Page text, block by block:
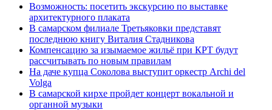
Возможность: посетить экскурсию по выставке
архитектурного плаката
В самарском филиале Третьяковки представят
последнюю книгу Виталия Стадникова
Компенсацию за изымаемое жильё при КРТ будут
рассчитывать по новым правилам
На даче купца Соколова выступит оркестр Archi del
Volga
В самарской кирхе пройдет концерт вокальной и
органной музыки